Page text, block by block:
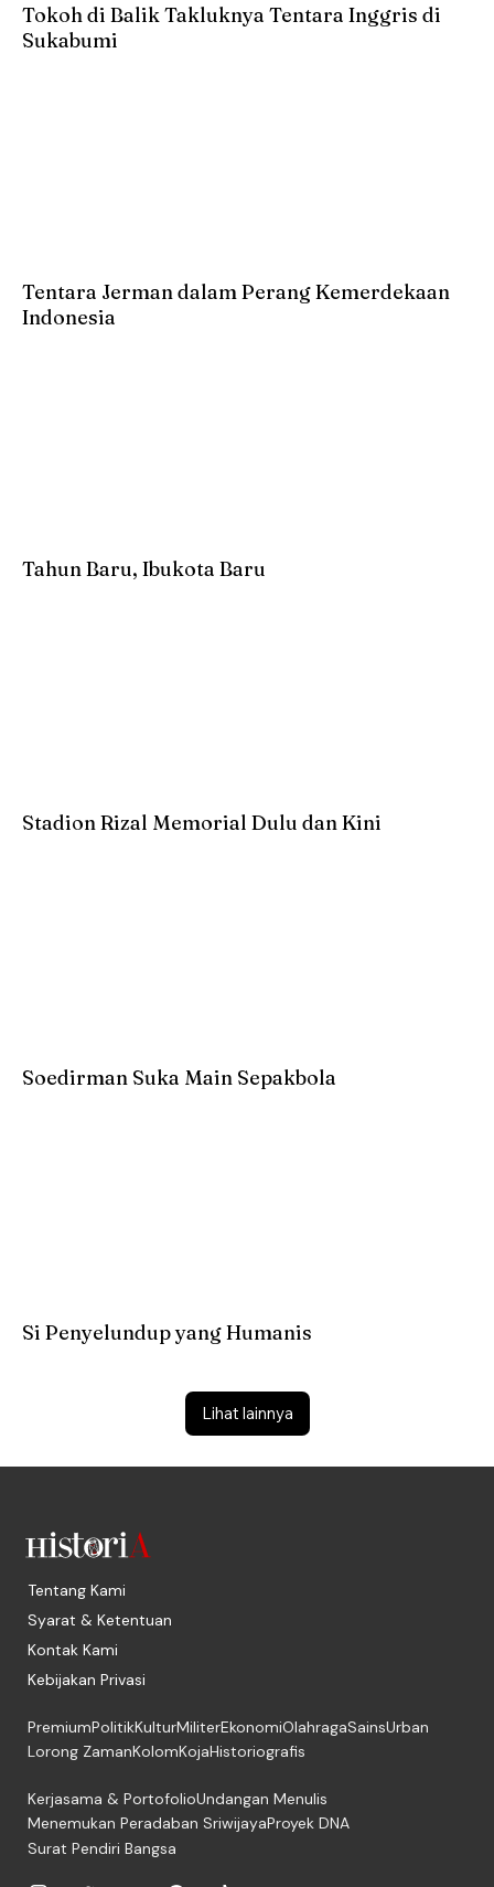
Lihat lainnya
Tokoh di Balik Takluknya Tentara Inggris di
Sukabumi
Tentara Jerman dalam Perang Kemerdekaan
Indonesia
Tahun Baru, Ibukota Baru
Stadion Rizal Memorial Dulu dan Kini
Soedirman Suka Main Sepakbola
Si Penyelundup yang Humanis
Tentang Kami
Syarat & Ketentuan
Kontak Kami
Kebijakan Privasi
PremiumPolitikKulturMiliterEkonomiOlahragaSainsUrban
Lorong ZamanKolomKojaHistoriografis
Kerjasama & PortofolioUndangan Menulis
Menemukan Peradaban SriwijayaProyek DNA
Surat Pendiri Bangsa